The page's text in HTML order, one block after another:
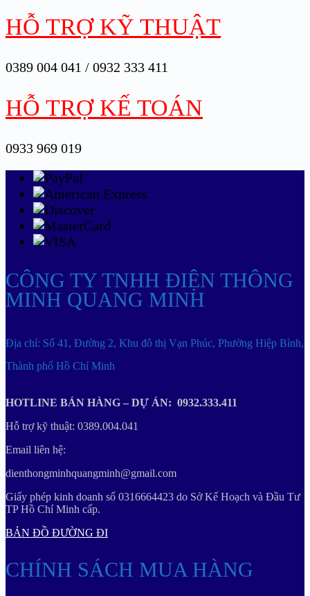
HỖ TRỢ KỸ THUẬT
0389 004 041 / 0932 333 411
HỖ TRỢ KẾ TOÁN
0933 969 019
CÔNG TY TNHH ĐIỆN THÔNG
MINH QUANG MINH
Địa chỉ: Số 41, Đường 2, Khu đô thị Vạn Phúc, Phường Hiệp Bình,
Thành phố Hồ Chí Minh
HOTLINE BÁN HÀNG – DỰ ÁN: 0932.333.411
Hỗ trợ kỹ thuật: 0389.004.041
Email liên hệ:
dienthongminhquangminh@gmail.com
Giấy phép kinh doanh số 0316664423 do Sở Kế Hoạch và Đầu Tư
TP Hồ Chí Minh cấp.
BẢN ĐỒ ĐƯỜNG ĐI
CHÍNH SÁCH MUA HÀNG